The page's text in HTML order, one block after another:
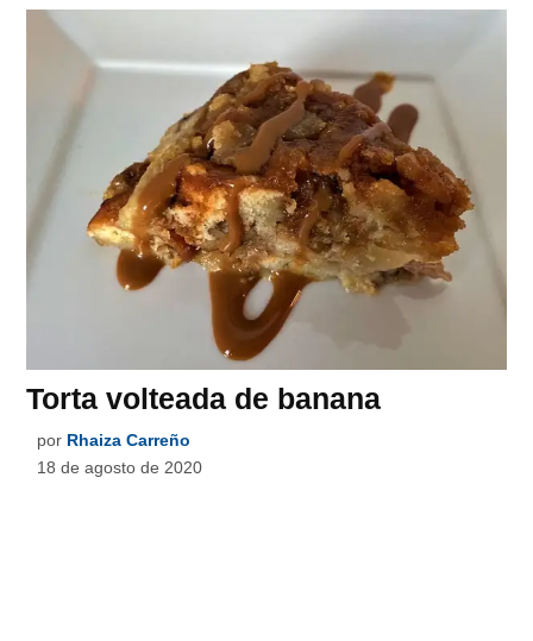
Torta volteada de banana
por Rhaiza Carreño
18 de agosto de 2020